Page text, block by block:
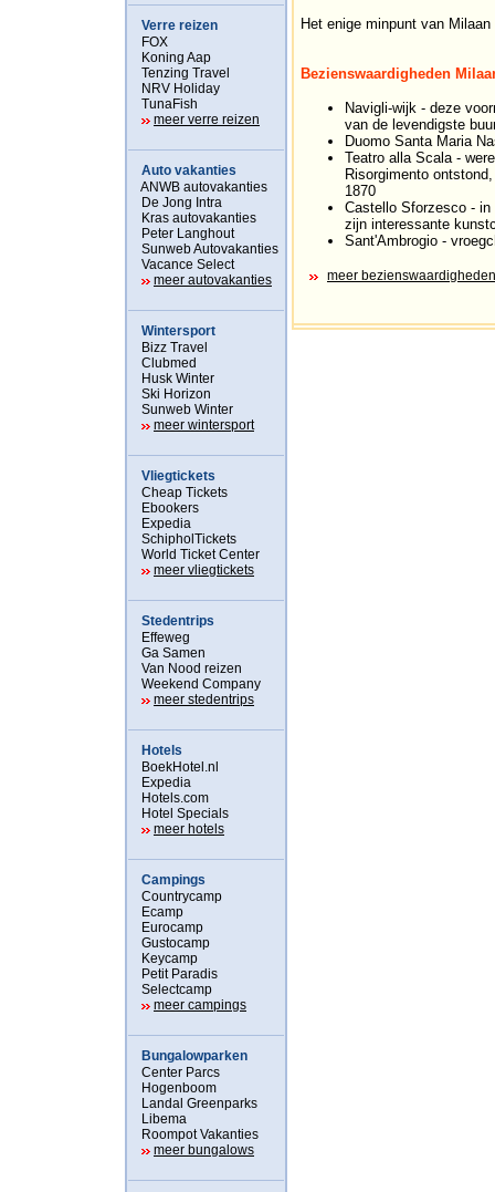
Verre reizen
FOX
Koning Aap
Tenzing Travel
NRV Holiday
TunaFish
meer verre reizen
Auto vakanties
ANWB autovakanties
De Jong Intra
Kras autovakanties
Peter Langhout
Sunweb Autovakanties
Vacance Select
meer autovakanties
Wintersport
Bizz Travel
Clubmed
Husk Winter
Ski Horizon
Sunweb Winter
meer wintersport
Vliegtickets
Cheap Tickets
Ebookers
Expedia
SchipholTickets
World Ticket Center
meer vliegtickets
Stedentrips
Effeweg
Ga Samen
Van Nood reizen
Weekend Company
meer stedentrips
Hotels
BoekHotel.nl
Expedia
Hotels.com
Hotel Specials
meer hotels
Campings
Countrycamp
Ecamp
Eurocamp
Gustocamp
Keycamp
Petit Paradis
Selectcamp
meer campings
Bungalowparken
Center Parcs
Hogenboom
Landal Greenparks
Libema
Roompot Vakanties
meer bungalows
Het enige minpunt van
Bezienswaardigheden
Navigli-wijk - deze
van de levendigste
Duomo Santa Maria
Teatro alla Scala -
Risorgimento
1870
Castello Sforzesco - in
zijn interessante
Sant'Ambrogio -
meer